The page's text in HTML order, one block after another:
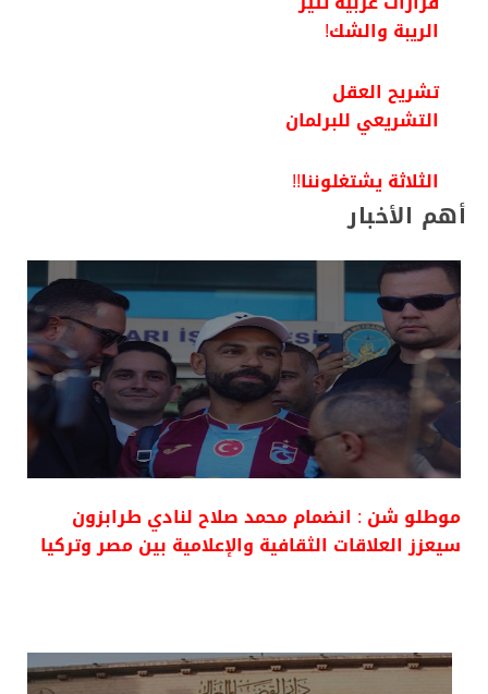
الريبة والشك!
تشريح العقل
التشريعي للبرلمان
الثلاثة يشتغلوننا!!
أهم الأخبار
موطلو شن : انضمام محمد صلاح لنادي طرابزون
سيعزز العلاقات الثقافية والإعلامية بين مصر وتركيا